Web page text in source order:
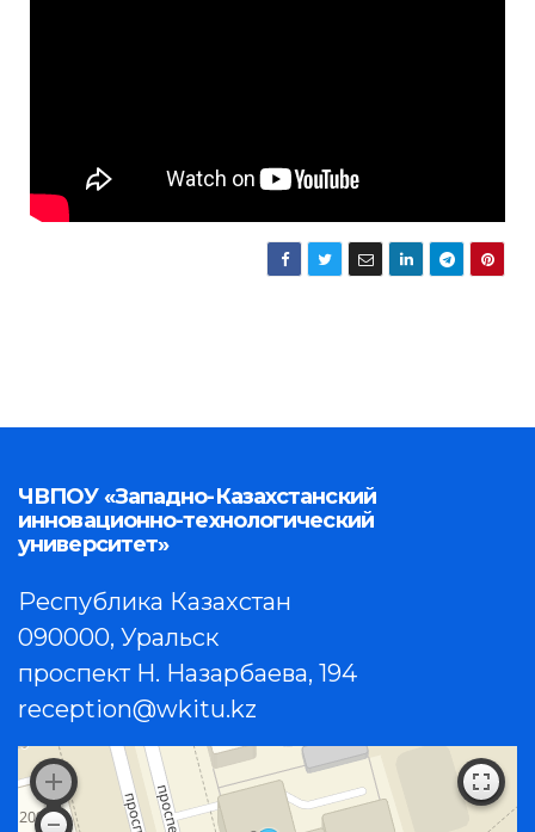
ЧВПОУ «Западно-Казахстанский
инновационно-технологический
университет»
Республика Казахстан
090000, Уральск
проспект Н. Назарбаева, 194
reception@wkitu.kz